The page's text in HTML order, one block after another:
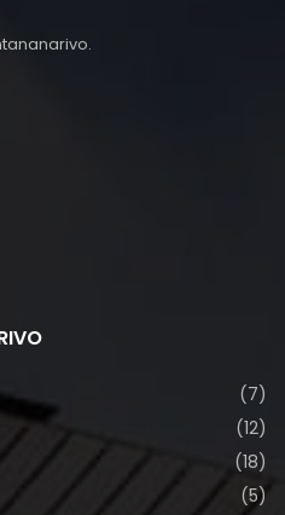
(7)
(12)
(18)
(5)